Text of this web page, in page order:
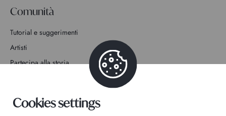
Comunità
Tutorial e suggerimenti
Artisti
Partecipa alla storia
Cookies settings